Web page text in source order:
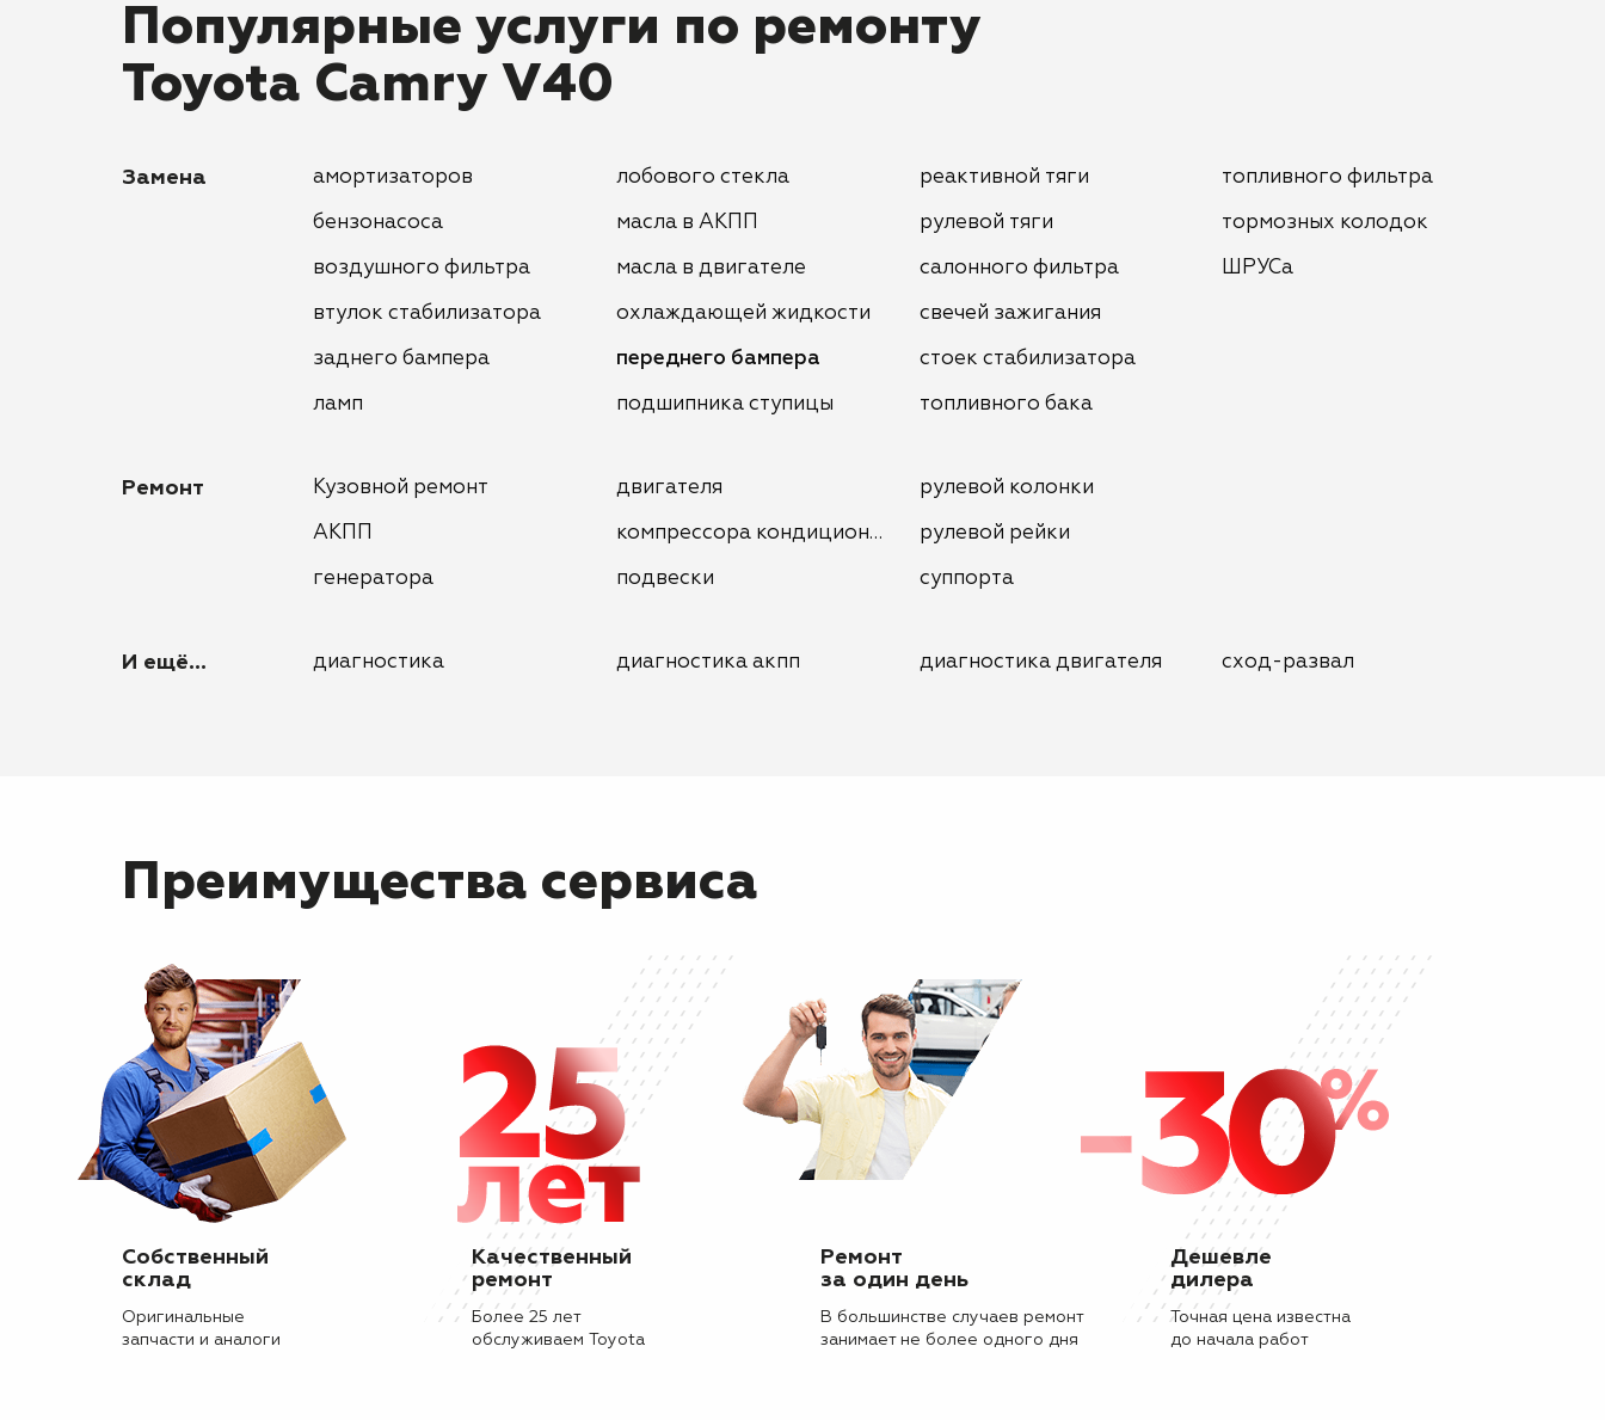
Популярные услуги по ремонту
Toyota Camry V40
Замена амортизаторов
бензонасоса
воздушного фильтра
втулок стабилизатора
заднего бампера
ламп
лобового стекла
масла в АКПП
масла в двигателе
охлаждающей жидкости
переднего бампера
подшипника ступицы
реактивной тяги
рулевой тяги
салонного фильтра
свечей зажигания
стоек стабилизатора
топливного бака
топливного фильтра
тормозных колодок
ШРУСа
Ремонт Кузовной ремонт
АКПП
генератора
двигателя
компрессора кондиционера
подвески
рулевой колонки
рулевой рейки
суппорта
И ещё... диагностика диагностика акпп диагностика двигателя сход-развал
Преимущества сервиса
Собственный
склад
Оригинальные
запчасти и аналоги
Качественный
ремонт
Более 25 лет
обслуживаем Toyota
Ремонт
за один день
В большинстве случаев ремонт
занимает не более одного дня
Дешевле
дилера
Точная цена известна
до начала работ